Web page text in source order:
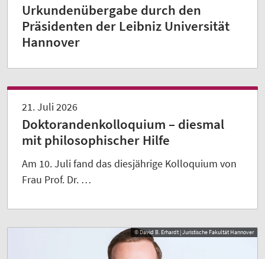
Urkundenübergabe durch den
Präsidenten der Leibniz Universität
Hannover
21. Juli 2026
Doktorandenkolloquium – diesmal
mit philosophischer Hilfe
Am 10. Juli fand das diesjährige Kolloquium von
Frau Prof. Dr. …
© David B. Erhardt | Juristische Fakultät Hannover